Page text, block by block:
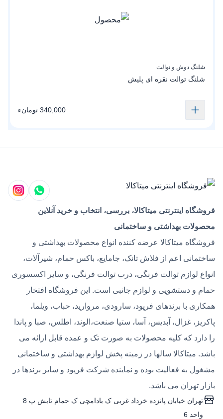
شلنگ دوش و توالت
شلنگ توالت نقره ای پلیش
340,000 تومانء
فروشگاه اینترنتی میتاکالا، بررسی، انتخاب و خرید آنلاین
محصولات بهداشتی و ساختمانی
فروشگاه میتاکالا عرضه کننده انواع محصولات بهداشتی و
ساختمانی اعم از فلاش تانک، جامایع، باکس حمام، شیرآلات،
انواع لوازم توالت فرنگی، درب توالت فرنگی، و سایر اکسسوری
حمام و دستشویی و لوازم جانبی است. این فروشگاه افتخار
همکاری با برندهای فرپود، سارودی، مروارید، حباب، ویلما،
پاکریز، غزال، آبدیس، آسا، ستیا صنعت،الوند، اطلس، صبا و پاندا
را دارد که کلیه محصولات به صورت تک و عمده قابل ارائه می
باشد. میتاکالا سالها در زمینه پخش لوازم بهداشتی و ساختمانی
مشغول به فعالیت بوده و نماینده شرکت فرپود و سایر برندها در
بازار تهران می باشد.
تهران خیابان پانزده خرداد غربی ک بادامچی ک حمام تابش پ 8
واحد 6